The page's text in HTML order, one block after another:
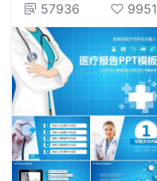
57936 9951